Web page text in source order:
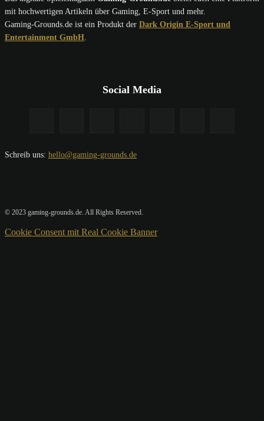
mit hochwertigen Artikeln über Gaming, E-Sport und mehr.
Gaming-Grounds.de ist ein Produkt der Dark Origin E-Sport und
Entertainment GmbH.
Social Media
Schreib uns: hello@gaming-grounds.de
© 2023 gaming-grounds.de. All Rights Reserved.
Cookie Consent mit Real Cookie Banner